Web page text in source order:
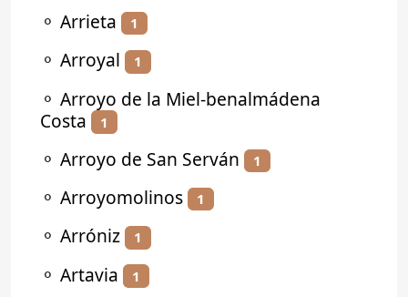
⚬ Arrieta 1
⚬ Arroyal 1
⚬ Arroyo de la Miel-benalmádena
Costa
1
⚬ Arroyo de San Serván 1
⚬ Arroyomolinos 1
⚬ Arróniz 1
⚬ Artavia 1